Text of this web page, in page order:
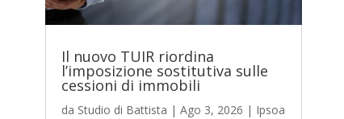
Il nuovo TUIR riordina
l’imposizione sostitutiva sulle
cessioni di immobili
da Studio di Battista | Ago 3, 2026 | Ipsoa